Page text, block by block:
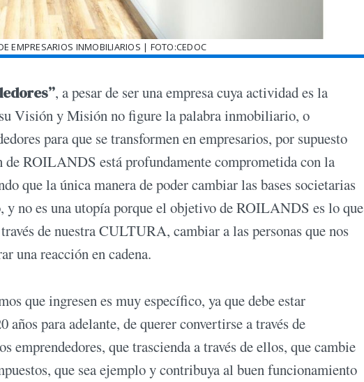
EMPRESARIOS INMOBILIARIOS | FOTO:CEDOC
, a pesar de ser una empresa cuya actividad es la
Visión y Misión no figure la palabra inmobiliario, o
para que se transformen en empresarios, por supuesto
ROILANDS está profundamente comprometida con la
que la única manera de poder cambiar las bases societarias
y no es una utopía porque el objetivo de ROILANDS es lo que
de nuestra CULTURA, cambiar a las personas que nos
una reacción en cadena.
que ingresen es muy específico, ya que debe estar
para adelante, de querer convertirse a través de
que trascienda a través de ellos, que cambie
que sea ejemplo y contribuya al buen funcionamiento